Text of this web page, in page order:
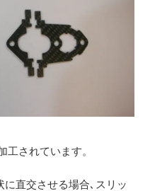
工されています。
直交させる場合､スリッ